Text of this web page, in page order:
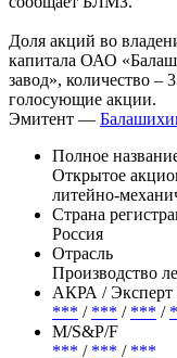
29 сентября 2021
ОАО «Балашихинский
сообщает БЛМЗ.
Доля акций во
завод», количество –
голосующие акции.
Эмитент —
Полное название
Открытое
литейно-
Страна
Россия
Отрасль
Производство